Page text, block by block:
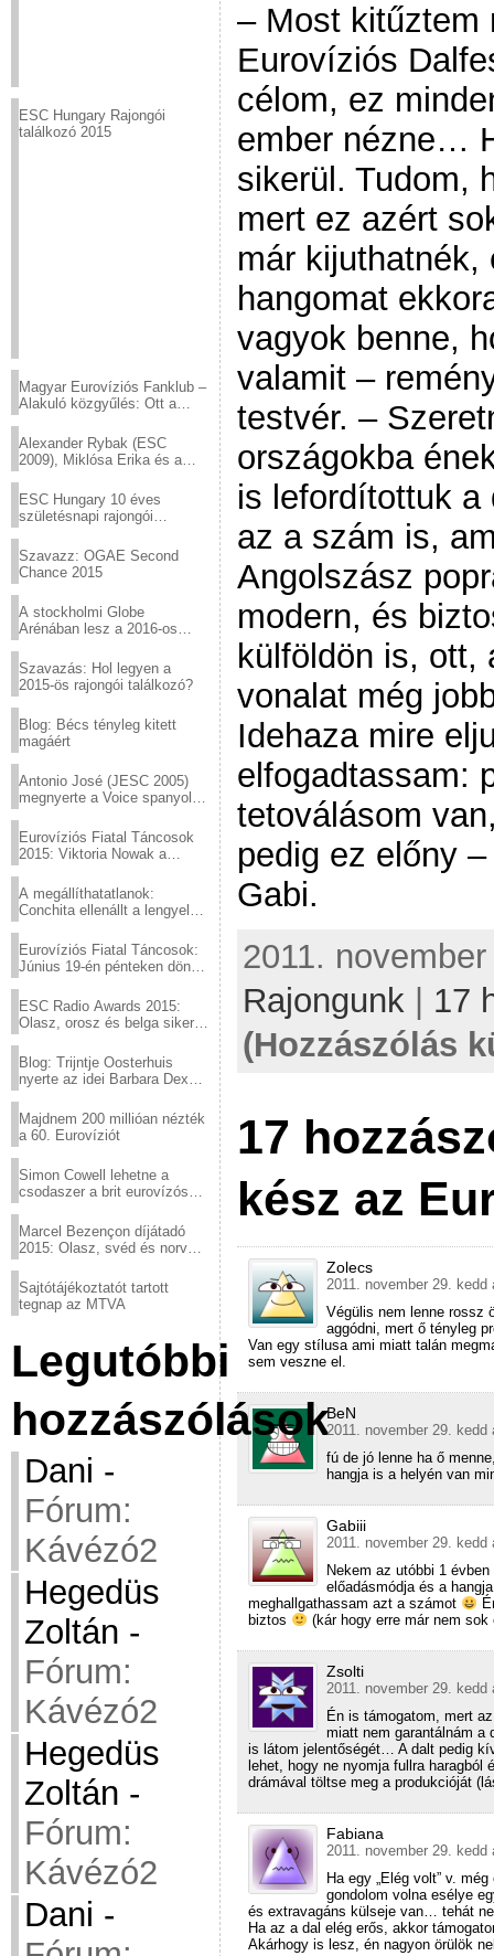
ESC Hungary Rajongói
találkozó 2015
Magyar Eurovíziós Fanklub –
Alakuló közgyűlés: Ott a
Alexander Rybak (ESC
2009), Miklósa Erika és a
sztárjai a Margitszigeten
ESC Hungary 10 éves
születésnapi rajongói
Szavazz: OGAE Second
Chance 2015
A stockholmi Globe
Arénában lesz a 2016-os
Szavazás: Hol legyen a
2015-ös rajongói találkozó?
Blog: Bécs tényleg kitett
magáért
Antonio José (JESC 2005)
megnyerte a Voice spanyol
Eurovíziós Fiatal Táncosok
2015: Viktoria Nowak a
A megállíthatatlanok:
Conchita ellenállt a lengyel
Eurovíziós Fiatal Táncosok:
Június 19-én pénteken döntő
ESC Radio Awards 2015:
Olasz, orosz és belga siker,
Blog: Trijntje Oosterhuis
nyerte az idei Barbara Dex
Majdnem 200 millióan nézték
a 60. Eurovíziót
Simon Cowell lehetne a
csodaszer a brit eurovízós
Marcel Bezençon díjátadó
2015: Olasz, svéd és norvég
Sajtótájékoztatót tartott
tegnap az MTVA
Legutóbbi
hozzászólások
Dani -
Fórum:
Kávézó2
Hegedüs
Zoltán -
Fórum:
Kávézó2
Hegedüs
Zoltán -
Fórum:
Kávézó2
Dani -
– Most kitűztem
Eurovíziós
célom, ez
ember nézne…
sikerül. Tudom,
mert ez azért
már kijuthatnék,
hangomat
vagyok benne,
valamit –
testvér. –
országokba
is lefordítottuk a
az a szám is,
Angolszász
modern, és
külföldön is, ott,
vonalat még
Idehaza mire
elfogadtassam:
tetoválásom
pedig ez előny
Gabi.
2011.
Rajongunk
17
(Hozzászólás
17
kész az
Zolecs
2011. november 29. kedd
Végülis nem lenne rossz
aggódni, mert ő tényleg
Van egy stílusa ami miatt talán
sem veszne el.
BeN
2011. november 29. kedd
fú de jó lenne ha ő
hangja is a helyén van
Gabiii
2011. november 29. kedd
Nekem az utóbbi 1
előadásmódja és a
meghallgathassam azt a számot
biztos
(kár hogy erre már nem sok
Zsolti
2011. november 29. kedd
Én is támogatom, mert
miatt nem garantálnám a
is látom jelentőségét… A dalt pedig
lehet, hogy ne nyomja fullra
drámával töltse meg a produkcióját
Fabiana
2011. november 29. kedd
Ha egy „Elég volt” v.
gondolom volna esélye
és extravagáns külseje van… tehát
Ha az a dal elég erős, akkor
Akárhogy is lesz, én nagyon örülök